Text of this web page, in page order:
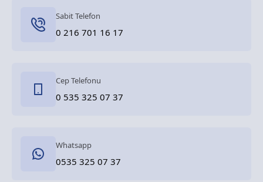
Sabit Telefon
0 216 701 16 17
Cep Telefonu
0 535 325 07 37
Whatsapp
0535 325 07 37